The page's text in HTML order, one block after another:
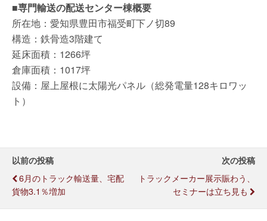
■専門輸送の配送センター棟概要
所在地：愛知県豊田市福受町下ノ切89
構造：鉄骨造3階建て
延床面積：1266坪
倉庫面積：1017坪
設備：屋上屋根に太陽光パネル（総発電量128キロワッ
ト）
以前の投稿
6月のトラック輸送量、宅配
貨物3.1％増加
次の投稿
トラックメーカー展示賑わう、
セミナーは立ち見も